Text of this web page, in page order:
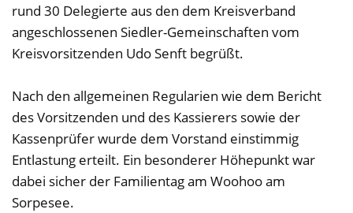
rund 30 Delegierte aus den dem Kreisverband
angeschlossenen Siedler-Gemeinschaften vom
Kreisvorsitzenden Udo Senft begrüßt.
Nach den allgemeinen Regularien wie dem Bericht
des Vorsitzenden und des Kassierers sowie der
Kassenprüfer wurde dem Vorstand einstimmig
Entlastung erteilt. Ein besonderer Höhepunkt war
dabei sicher der Familientag am Woohoo am
Sorpesee.